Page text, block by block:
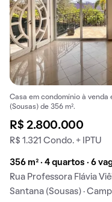
Casa em condomínio à
(Sousas) de 356 m².
R$ 2.800.000
R$ 1.321 Condo. + IPTU
356 m² · 4 quartos · 6
Rua Professora Flávia
Santana (Sousas) ·